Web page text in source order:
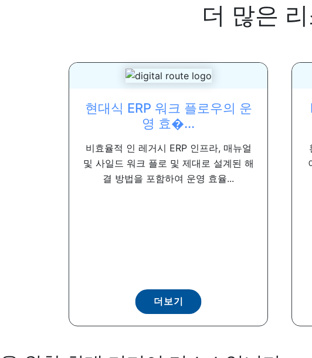
더 많은
현대식 ERP 워크 플로우의 운
영 효�...
비효율적 인 레거시 ERP 인프라, 매뉴얼
및 사일드 워크 플로 및 제대로 설계된 해
결 방법을 포함하여 운영 효율...
더보기